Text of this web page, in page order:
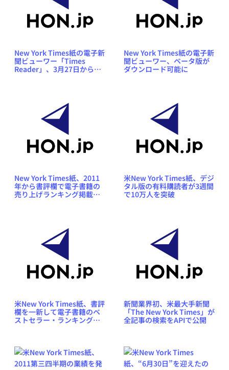
New York Times紙の電子新
聞ビューワー「Times
Reader」、3月27日から有
New York Times紙の電子新
聞ビューワー、ベータ版が
ダウンロード可能に
New York Times紙、2011
年から書評欄で電子書籍の
売り上げランキング掲載を
米New York Times紙、デジ
タル版の有料購読者が3週間
で10万人を突破
米New York Times紙、書評
欄を一新して電子書籍のベ
ストセラー・ランキングの
新聞業界初、米最大手新聞
「The New York Times」が
全記事の検索をAPIで公開